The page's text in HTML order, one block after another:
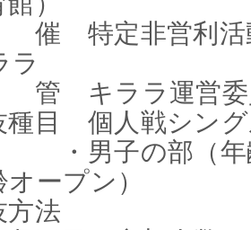
特定非営利活
ラ
キララ運営委
目 個人戦シン
部（年齢オ
ープン）
方法